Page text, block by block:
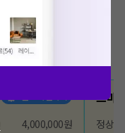
4,000,000원
스마
정상